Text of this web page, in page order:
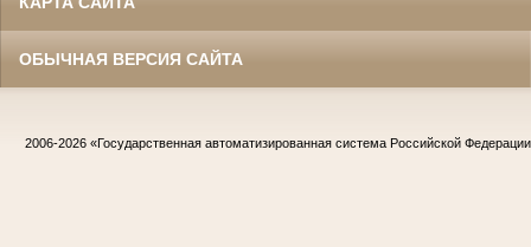
ОБЫЧНАЯ ВЕРСИЯ САЙТА
2006-2026 «Государственная автоматизированная система Российской